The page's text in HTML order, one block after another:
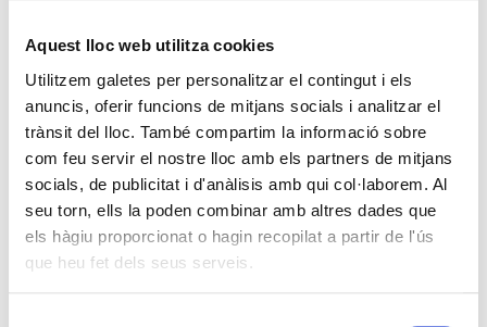
Aquest lloc web utilitza cookies
Utilitzem galetes per personalitzar el contingut i els
anuncis, oferir funcions de mitjans socials i analitzar el
trànsit del lloc. També compartim la informació sobre
com feu servir el nostre lloc amb els partners de mitjans
socials, de publicitat i d'anàlisis amb qui col·laborem. Al
seu torn, ells la poden combinar amb altres dades que
els hàgiu proporcionat o hagin recopilat a partir de l'ús
que heu fet dels seus serveis.